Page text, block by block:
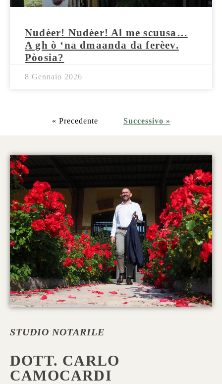
Nudèer! Nudèer! Al me scuusa…
A gh ò ‘na dmaanda da ferèev.
Pòosia?
8 Gennaio 2026
« Precedente Successivo »
STUDIO NOTARILE
DOTT. CARLO
CAMOCARDI